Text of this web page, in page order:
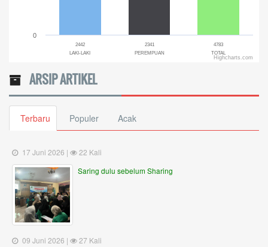
2442
LAKI-LAKI
2341
PEREMPUAN
4783
TOTAL
0
Highcharts.com
ARSIP ARTIKEL
Terbaru Populer Acak
17 Juni 2026 |
22 Kali
Saring dulu sebelum Sharing
09 Juni 2026 | 27 Kali